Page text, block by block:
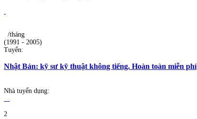
/tháng
(1991 - 2005)
Tuyển:
Nhật Bản: kỹ sư kỹ thuật không tiếng. Hoàn toàn miễn phí
Nhà tuyển dụng:
2